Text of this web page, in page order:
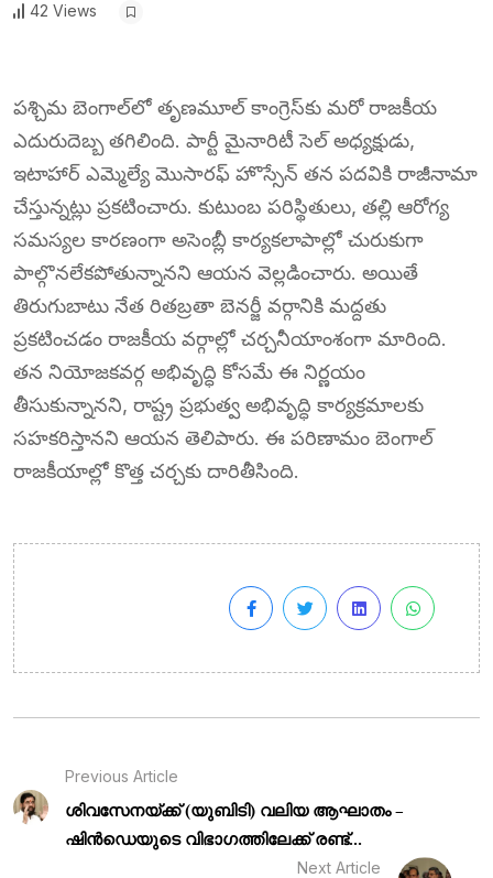
42 Views
పశ్చిమ బెంగాల్‌లో తృణమూల్ కాంగ్రెస్‌కు మరో రాజకీయ
ఎదురుదెబ్బ తగిలింది. పార్టీ మైనారిటీ సెల్ అధ్యక్షుడు,
ఇటాహార్ ఎమ్మెల్యే మొసారఫ్ హొస్సేన్ తన పదవికి రాజీనామా
చేస్తున్నట్లు ప్రకటించారు. కుటుంబ పరిస్థితులు, తల్లి ఆరోగ్య
సమస్యల కారణంగా అసెంబ్లీ కార్యకలాపాల్లో చురుకుగా
పాల్గొనలేకపోతున్నానని ఆయన వెల్లడించారు. అయితే
తిరుగుబాటు నేత రితబ్రతా బెనర్జీ వర్గానికి మద్దతు
ప్రకటించడం రాజకీయ వర్గాల్లో చర్చనీయాంశంగా మారింది.
తన నియోజకవర్గ అభివృద్ధి కోసమే ఈ నిర్ణయం
తీసుకున్నానని, రాష్ట్ర ప్రభుత్వ అభివృద్ధి కార్యక్రమాలకు
సహకరిస్తానని ఆయన తెలిపారు. ఈ పరిణామం బెంగాల్
రాజకీయాల్లో కొత్త చర్చకు దారితీసింది.
Previous Article
ശിവസേനയ്ക്ക് (യുബിടി) വലിയ ആഘാതം –
ഷിൻഡെയുടെ വിഭാഗത്തിലേക്ക് രണ്ട്...
Next Article